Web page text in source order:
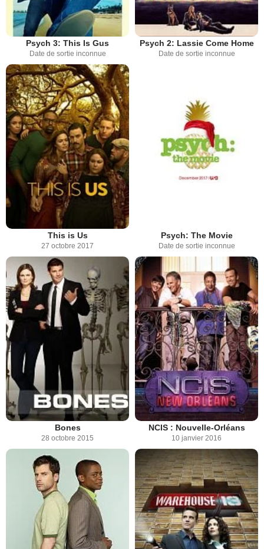
Psych 3: This Is Gus
Date de sortie inconnue
Psych 2: Lassie Come Home
Date de sortie inconnue
This is Us
27 octobre 2017
Psych: The Movie
Date de sortie inconnue
Bones
28 octobre 2015
NCIS : Nouvelle-Orléans
10 janvier 2016